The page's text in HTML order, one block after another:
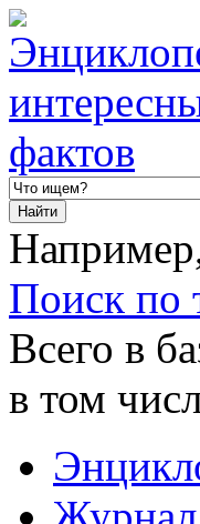
Поиск по
Всего в
в том